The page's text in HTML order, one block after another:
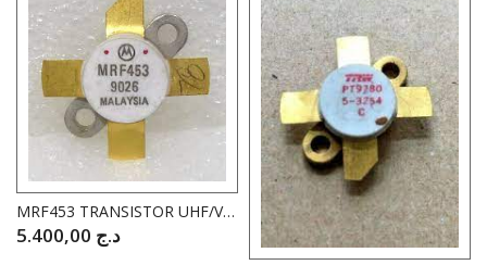
MRF453 TRANSISTOR UHF/VHF 30V 15A 30MHZ
د.ج